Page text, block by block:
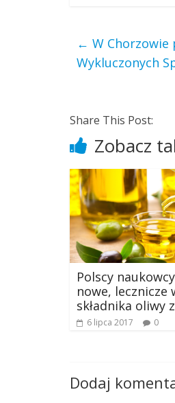
← W Chorzowie
Wykluczonych
Share This Post:
Zobacz
Polscy
nowe, lecznicze
składnika oliwy
6 lipca 2017 0
Dodaj